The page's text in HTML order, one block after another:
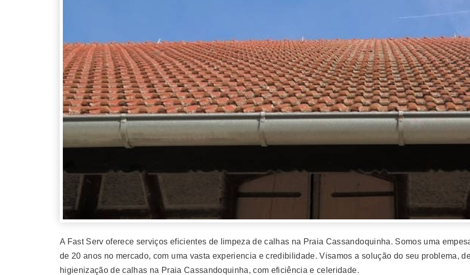
A Fast Serv oferece serviços eficientes de limpeza de calhas na Praia Cassandoquinha. Somos uma
de 20 anos no mercado, com uma vasta experiencia e credibilidade. Visamos a solução do seu problema,
higienização de calhas na Praia Cassandoquinha, com eficiência e celeridade.